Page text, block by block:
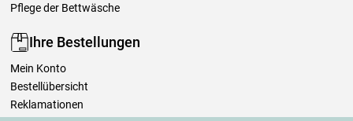
Pflege der Bettwäsche
Ihre Bestellungen
Mein Konto
Bestellübersicht
Reklamationen